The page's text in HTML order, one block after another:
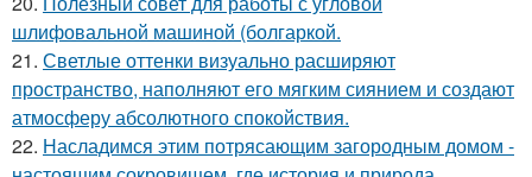
шлифовальной машиной (болгаркой.
21. Светлые оттенки визуально расширяют
пространство, наполняют его мягким сиянием и создают
атмосферу абсолютного спокойствия.
22. Насладимся этим потрясающим загородным домом -